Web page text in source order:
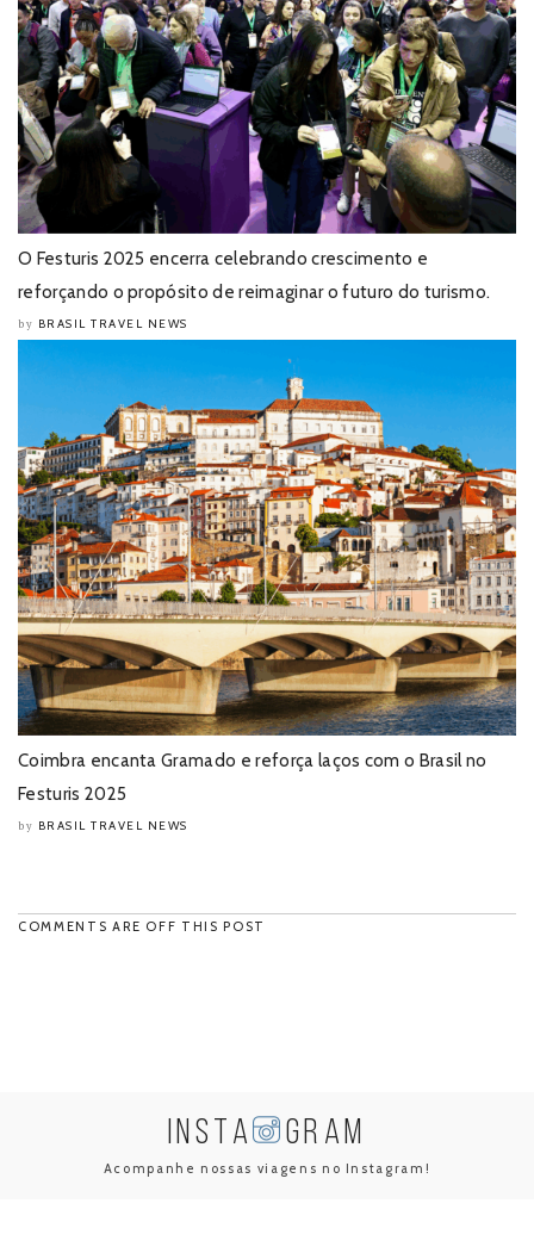
O Festuris 2025 encerra celebrando crescimento e
reforçando o propósito de reimaginar o futuro do turismo.
by BRASIL TRAVEL NEWS
Coimbra encanta Gramado e reforça laços com o Brasil no
Festuris 2025
by BRASIL TRAVEL NEWS
COMMENTS ARE OFF THIS POST
INSTA GRAM
Acompanhe nossas viagens no Instagram!